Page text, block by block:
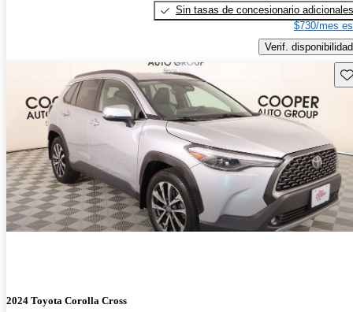
Sin tasas de concesionario adicionales
$730/mes
Verif. disponibilidad
2024 Toyota Corolla Cross